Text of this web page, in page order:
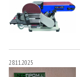
28.11.2025